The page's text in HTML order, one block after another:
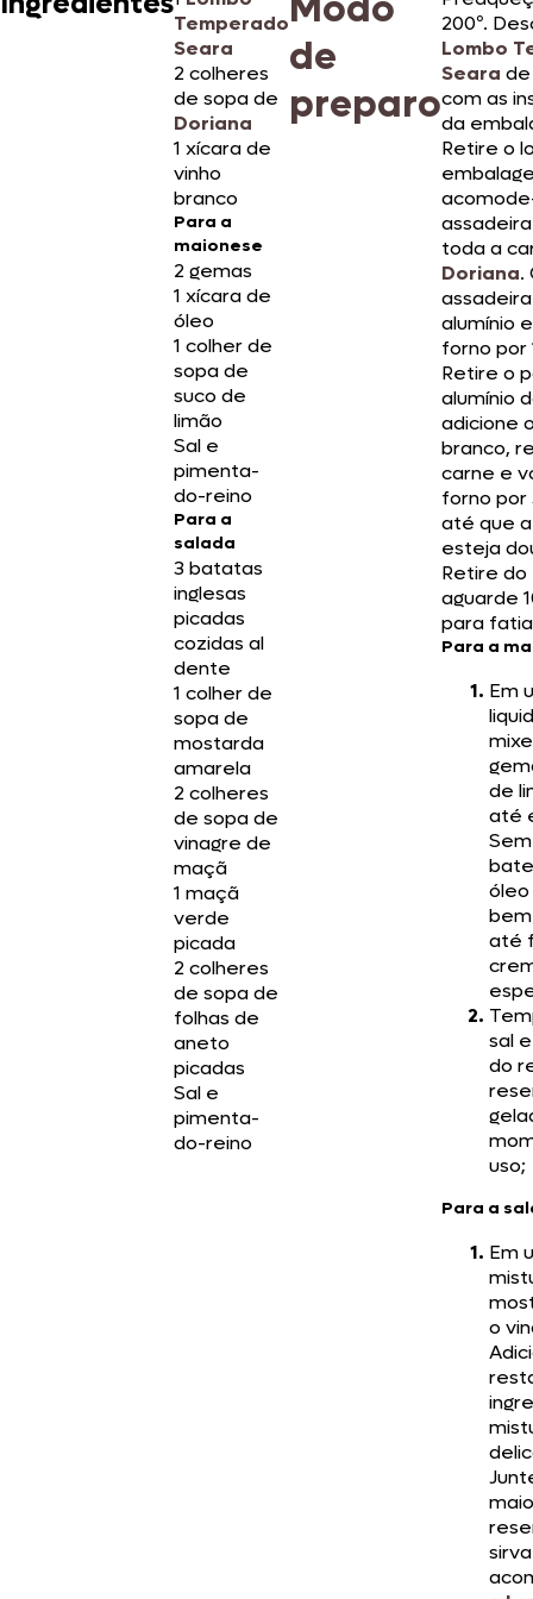
Temperado
Seara
2 colheres
de sopa de
Doriana
1 xícara de
vinho
branco
Para a
maionese
2 gemas
1 xícara de
óleo
1 colher de
sopa de
suco de
limão
Sal e
pimenta-
do-reino
Para a
salada
3 batatas
inglesas
picadas
cozidas al
dente
1 colher de
sopa de
mostarda
amarela
2 colheres
de sopa de
vinagre de
maçã
1 maçã
verde
picada
2 colheres
de sopa de
folhas de
aneto
picadas
Sal e
pimenta-
do-reino
de
preparo
200º.
Lombo
Seara
com as
da
Retire o
toda a
Doriana.
alumínio
forno por
Retire o
alumínio
adicione
branco,
carne e
forno por
até que
esteja
Retire do
aguarde
para
Para a
Em
de
até
até
sal
do
uso;
Para a
Em
o
sirva